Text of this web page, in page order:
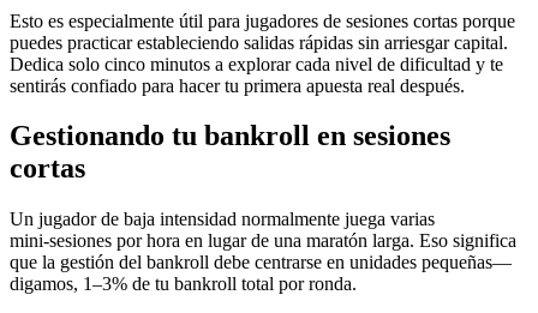
Esto es especialmente útil para jugadores de sesiones cortas porque
puedes practicar estableciendo salidas rápidas sin arriesgar capital.
Dedica solo cinco minutos a explorar cada nivel de dificultad y te
sentirás confiado para hacer tu primera apuesta real después.
Gestionando tu bankroll en sesiones
cortas
Un jugador de baja intensidad normalmente juega varias
mini‑sesiones por hora en lugar de una maratón larga. Eso significa
que la gestión del bankroll debe centrarse en unidades pequeñas—
digamos, 1–3% de tu bankroll total por ronda.